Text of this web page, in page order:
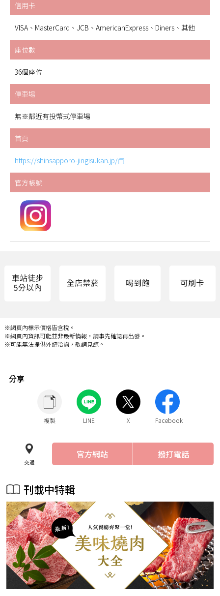
信用卡
VISA、MasterCard、JCB、AmericanExpress、Diners、其他
座位數
36個座位
停車場
無※鄰近有投幣式停車場
首頁
https://shinsapporo-jingisukan.jp/
官方帳號
※網頁內標示價格皆含稅。
※網頁內資訊可能並非最新情報，請事先確認再出發。
※可能無法提供外語洽詢，敬請見諒。
分享
複製 LINE X Facebook
交通
官方網站 撥打電話
刊載中特輯